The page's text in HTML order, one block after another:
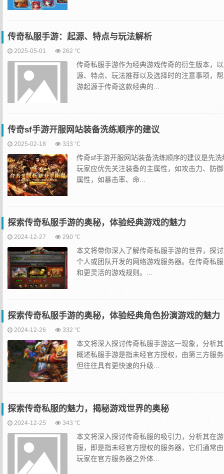
传奇私服手游：起源、特点与玩法解析
2025-05-01 262 ℃
传奇私服手游作为经典游戏传奇的衍生版本，
源、特点、玩法推荐以及选择时的注意事项，
游起源于传奇这款经典的...
传奇sf手游开服网站装备洗练顺序的建议
2025-02-18 333 ℃
传奇sf手游开服网站装备洗练顺序的建议是先
玩家应优先关注装备的主属性，如攻击力、防
属性，如暴击率、命...
探索传奇私服手游的奥秘，体验经典游戏的魅力
2024-12-27 290 ℃
本文将带你深入了解传奇私服手游的世界，探
个人或团队开发的网络游戏服务器。在传奇私
和更灵活的游戏规则。...
探索传奇私服手游的奥秘，体验经典角色扮演游戏的魅力
2024-12-26 332 ℃
本文将深入探讨传奇私服手游这一现象，分析
概述私服手游是指未经官方授权，由第三方服
但往往具有更快速的升级...
探索传奇私服的魅力，揭秘游戏世界的奥秘
2024-12-25 343 ℃
本文将深入探讨传奇私服的吸引力，分析其在
服，即是指未经官方授权的服务器，它们通常
玩家在官方服务器之外体...